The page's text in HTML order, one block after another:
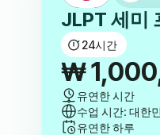
JLPT 세미
24시간
₩
유연한 시간
수업 시간: 대한
유연한 하루